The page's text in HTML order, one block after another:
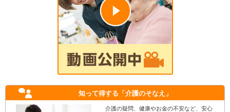
知って得する 「介護のそなえ」
介護の疑問、健康やお金の不安など、安心